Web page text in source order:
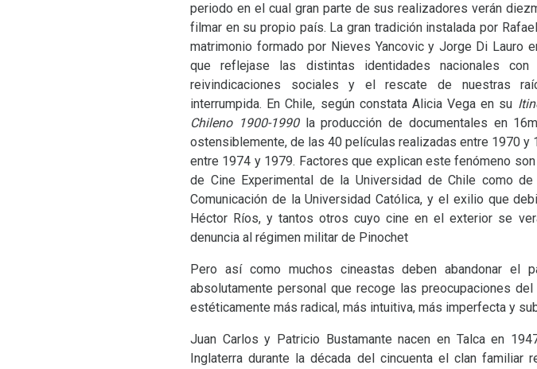
periodo en el cual gran parte de sus realizadores verán
filmar en su propio país. La gran tradición instalada por
matrimonio formado por Nieves Yancovic y Jorge Di Lauro
que reflejase las distintas identidades nacionales
reivindicaciones sociales y el rescate de nuestras
interrumpida. En Chile, según constata Alicia Vega en su
Chileno 1900-1990 la producción de documentales en
ostensiblemente, de las 40 películas realizadas entre 1970 y
entre 1974 y 1979. Factores que explican este fenómeno
de Cine Experimental de la Universidad de Chile como
Comunicación de la Universidad Católica, y el exilio que
Héctor Ríos, y tantos otros cuyo cine en el exterior se
denuncia al régimen militar de Pinochet
Pero así como muchos cineastas deben abandonar el
absolutamente personal que recoge las preocupaciones
estéticamente más radical, más intuitiva, más imperfecta y
Juan Carlos y Patricio Bustamante nacen en Talca en
Inglaterra durante la década del cincuenta el clan